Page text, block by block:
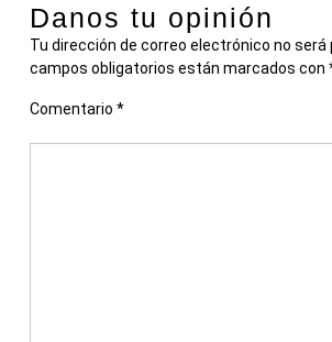
Danos tu opinión
Tu dirección de correo electrónico no será
campos obligatorios están marcados con
Comentario *